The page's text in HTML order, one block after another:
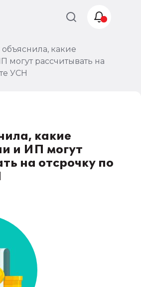
какие
могут рассчитывать на
УСН
какие
и ИП могут
на отсрочку по